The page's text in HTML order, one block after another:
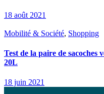
18 août 2021
Mobilité & Société, Shopping
Test de la paire de
20L
18 juin 2021